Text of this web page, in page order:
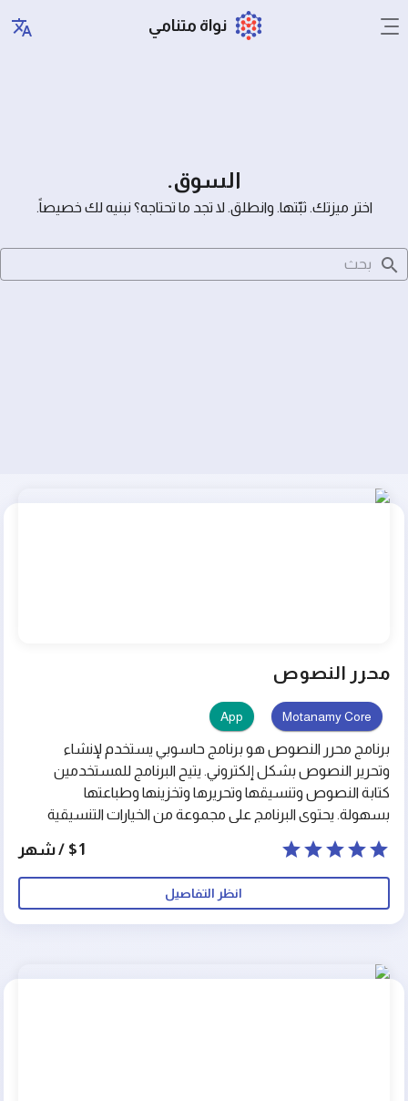
نواة متنامي
السوق.
اختر ميزتك. ثبّتها. وانطلق. لا تجد ما تحتاجه؟ نبنيه لك خصيصاً.
محرر النصوص
Motanamy Core
App
برنامج محرر النصوص هو برنامج حاسوبي يستخدم لإنشاء
وتحرير النصوص بشكل إلكتروني. يتيح البرنامج للمستخدمين
كتابة النصوص وتنسيقها وتحريرها وتخزينها وطباعتها
بسهولة. يحتوي البرنامج على مجموعة من الخيارات التنسيقية
والإدراجات والترقيم والتعليقات والملاحظات. يعد برنامج محرر
النصوص أداة قوية لإنشاء وتحرير النصوص بطريقة سهلة
وفعالة، ويستخدم على نطاق واسع في العمل والدراسة والحياة
الشخصية.
$1 / شهر
انظر التفاصيل